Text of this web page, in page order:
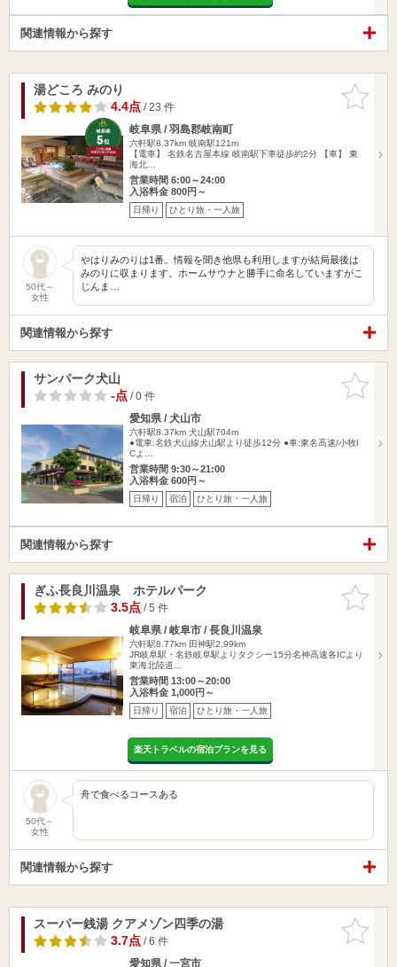
関連情報から探す
お気に入
りに追加
湯どころ みのり
4.4点/ 23 件
岐阜県 / 羽島郡岐南町
六軒駅8.37km 岐南駅121m
【電車】 名鉄名古屋本線 岐南駅下車徒歩約2分 【車】 東
海北…
営業時間 6:00～24:00
入浴料金 800円～
日帰り ひとり旅・一人旅
50代～
女性
やはりみのりは1番。情報を聞き他県も利用しますが結局最後は
みのりに収まります。ホームサウナと勝手に命名していますがこ
じんま…
関連情報から探す
お気に入
りに追加
サンパーク犬山
-点/ 0 件
愛知県 / 犬山市
六軒駅8.37km 犬山駅704m
●電車:名鉄犬山線犬山駅より徒歩12分 ●車:東名高速/小牧I
Cよ…
営業時間 9:30～21:00
入浴料金 600円～
日帰り 宿泊 ひとり旅・一人旅
関連情報から探す
お気に入
りに追加
ぎふ長良川温泉 ホテルパーク
3.5点/ 5 件
岐阜県 / 岐阜市 / 長良川温泉
六軒駅8.77km 田神駅2.99km
JR岐阜駅・名鉄岐阜駅よりタクシー15分名神高速各ICより
東海北陸道…
営業時間 13:00～20:00
入浴料金 1,000円～
日帰り 宿泊 ひとり旅・一人旅
楽天トラベルの宿泊プランを見る
50代～
女性
舟で食べるコースある
関連情報から探す
お気に入
りに追加
スーパー銭湯 クアメゾン四季の湯
3.7点/ 6 件
愛知県 / 一宮市